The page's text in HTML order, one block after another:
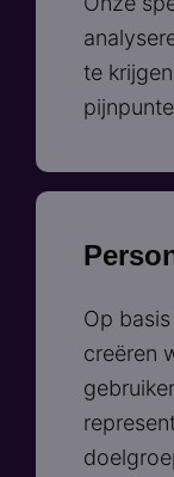
te
Op
creëren